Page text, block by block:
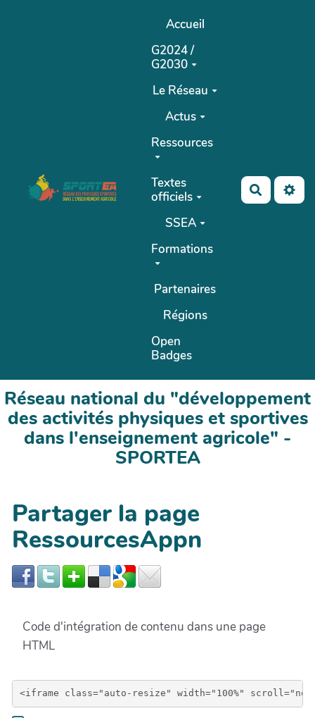
Accueil
G2024 /
G2030
Le Réseau
Actus
Ressources
Textes
officiels
SSEA
Formations
Partenaires
Régions
Open
Badges
Réseau national du "développement
des activités physiques et sportives
dans l'enseignement agricole" -
SPORTEA
Partager la page
RessourcesAppn
Code d'intégration de contenu dans une page
HTML